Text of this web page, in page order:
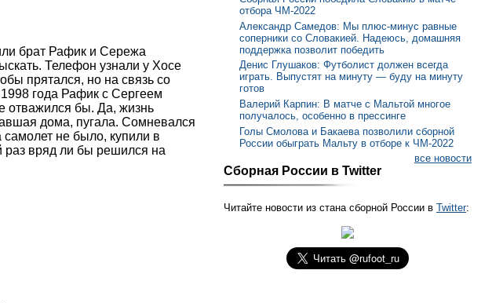
брат Рафик и Сережа
Телефон узнали у Хосе
прятался, но на связь со
года Рафик с Сергеем
отважился бы. Да, жизнь
дома, пугала. Сомневался
не было, купили в
раз вряд ли бы решился на
отбора ЧМ-2022
Александр Самедов: Мы плюс-минус равные
соперники со Словакией. Надеюсь, домашняя
поддержка позволит победить
Денис Глушаков: Футболист должен всегда
играть. Выпустят на минуту — буду на минуту
готов
Валерий Карпин: В матче с Мальтой многое
получалось, особенно в прессинге
Голы Смолова и Бакаева позволили сборной
России обыграть Мальту в отборе к ЧМ-2022
все новости
Сборная России в Twitter
Читайте новости из стана сборной России в Twitter: